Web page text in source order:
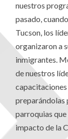
nuestros
pasado,
Tucson, los
organizaron a
inmigrantes.
de nuestros
preparándolas
parroquias
impacto de la